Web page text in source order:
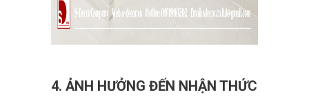
4. ẢNH HƯỞNG ĐẾN NHẬN THỨC